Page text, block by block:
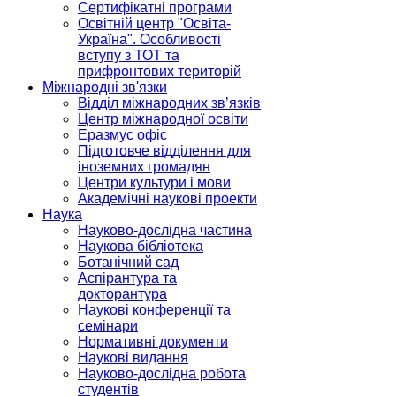
Сертифікатні програми
Освітній центр "Освіта-
Україна". Особливості
вступу з ТОТ та
прифронтових територій
Міжнародні зв'язки
Відділ міжнародних зв’язків
Центр міжнародної освіти
Еразмус офіс
Підготовче відділення для
іноземних громадян
Центри культури і мови
Академічні наукові проекти
Наука
Науково-дослідна частина
Наукова бібліотека
Ботанічний сад
Аспірантура та
докторантура
Наукові конференції та
семінари
Нормативні документи
Наукові видання
Науково-дослідна робота
студентів